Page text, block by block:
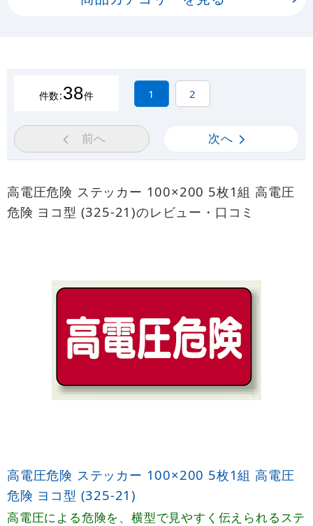
件数:38件 1 2
前へ 次へ
高電圧危険 ステッカー 100×200 5枚1組 高電圧
危険 ヨコ型 (325-21)のレビュー・口コミ
高電圧危険 ステッカー 100×200 5枚1組 高電圧
危険 ヨコ型 (325-21)
高電圧による危険を、横型で見やすく伝えられるステ